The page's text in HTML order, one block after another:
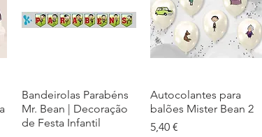
Visualização rápida
Bandeirolas Parabéns
Mr. Bean | Decoração
de Festa Infantil
Visualização rápida
Autocolantes para
balões Mister Bean 2
Preço
5,40 €